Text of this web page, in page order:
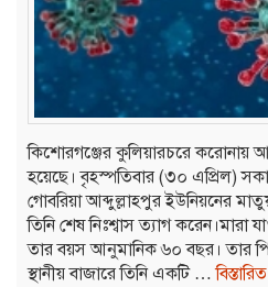
কিশোরগঞ্জের কুলিয়ারচরে করোনায়
হয়েছে। বৃহস্পতিবার (৩০ এপ্রিল)
গোবরিয়া আব্দুল্লাহপুর ইউনিয়নের
তিনি শেষ নিঃশ্বাস ত্যাগ করেন।মারা
তার বয়স আনুমানিক ৬০ বছর। তার
স্থানীয় বাজারে তিনি একটি …